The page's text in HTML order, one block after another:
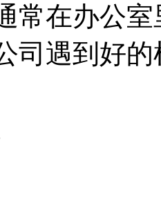
常在办公
司遇到好